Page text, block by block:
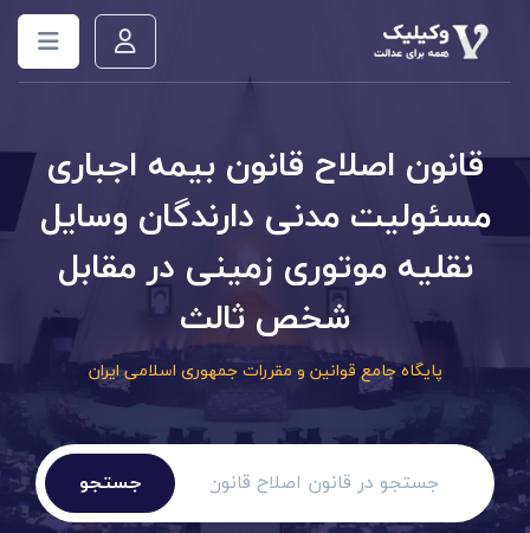
قانون اصلاح قانون بیمه اجباری
مسئولیت مدنی دارندگان وسایل
نقلیه موتوری زمینی در مقابل
شخص ثالث
پایگاه جامع قوانین و مقررات جمهوری اسلامی ایران
جستجو